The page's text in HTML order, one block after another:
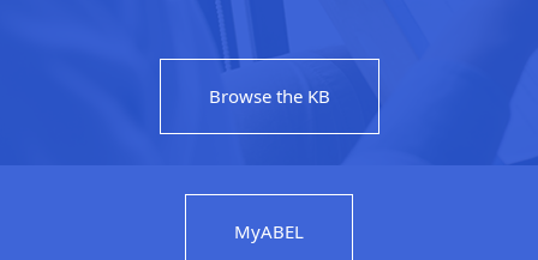
Browse the KB
MyABEL